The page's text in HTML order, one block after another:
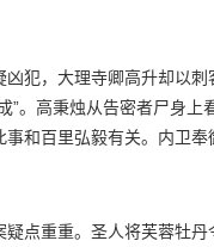
犯，大理寺卿高升却以
。高秉烛从告密者尸身
和百里弘毅有关。内卫奉
点重重。圣人将芙蓉牡